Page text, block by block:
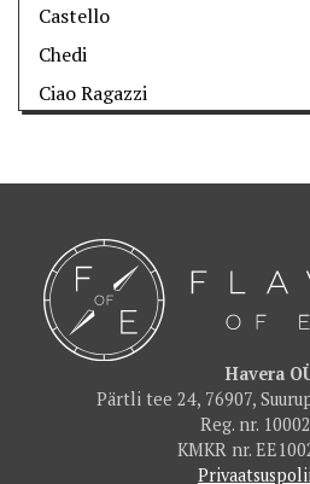
Castello
Chedi
Ciao Ragazzi
F-hoone
F.Burger
Fotografiska Restoran
Franzia
FUME Restoran
Gastro Bar TUJU
Havera
Pärtli tee 24, 76907,
Reg. nr.
KMKR nr.